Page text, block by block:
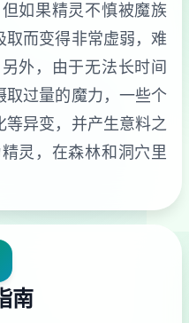
如果精灵不慎被魔族
而变得非常虚弱，难
外，由于无法长时间
取过量的魔力，一些个
异变，并产生意料之
灵，在森林和洞穴里
南